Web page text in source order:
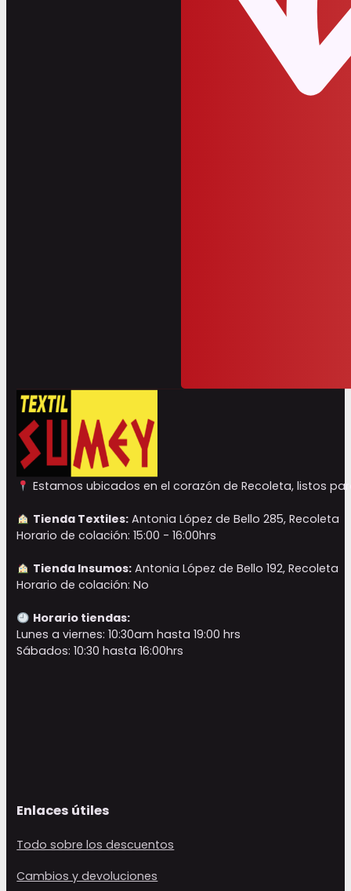
Estamos ubicados en el corazón de Recoleta, listos
Tienda Textiles:Antonia López de Bello 285, Recoleta
Horario de colación: 15:00 - 16:00hrs
Tienda Insumos:Antonia López de Bello 192, Recoleta
Horario de colación: No
Horario tiendas:
Lunes a viernes: 10:30am hasta 19:00 hrs
Sábados: 10:30 hasta 16:00hrs
Enlaces útiles
Todo sobre los descuentos
Cambios y devoluciones